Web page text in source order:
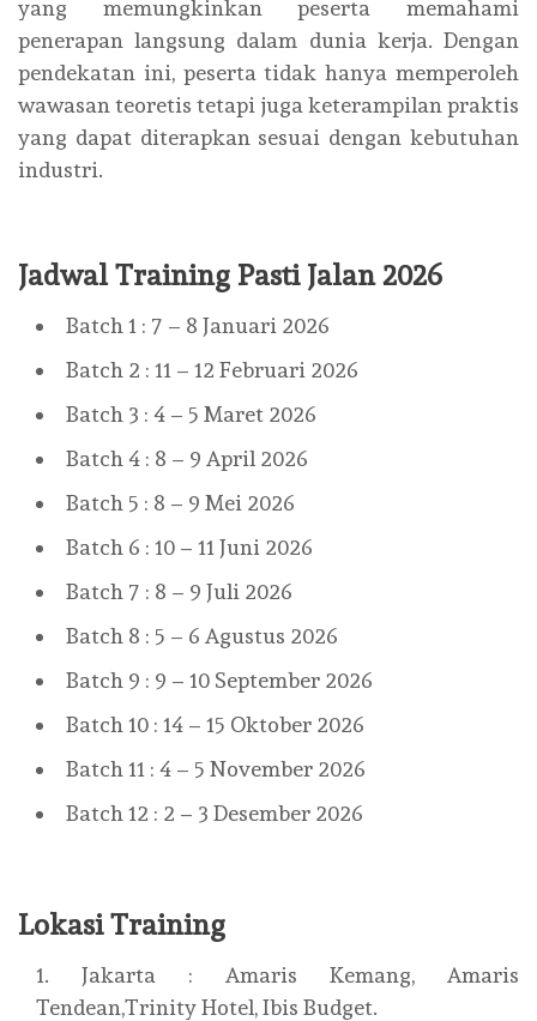
yang memungkinkan peserta memahami
penerapan langsung dalam dunia kerja. Dengan
pendekatan ini, peserta tidak hanya memperoleh
wawasan teoretis tetapi juga keterampilan praktis
yang dapat diterapkan sesuai dengan kebutuhan
industri.
Jadwal Training Pasti Jalan 2026
Batch 1 : 7 – 8 Januari 2026
Batch 2 : 11 – 12 Februari 2026
Batch 3 : 4 – 5 Maret 2026
Batch 4 : 8 – 9 April 2026
Batch 5 : 8 – 9 Mei 2026
Batch 6 : 10 – 11 Juni 2026
Batch 7 : 8 – 9 Juli 2026
Batch 8 : 5 – 6 Agustus 2026
Batch 9 : 9 – 10 September 2026
Batch 10 : 14 – 15 Oktober 2026
Batch 11 : 4 – 5 November 2026
Batch 12 : 2 – 3 Desember 2026
Lokasi Training
Jakarta : Amaris Kemang, Amaris
Tendean,Trinity Hotel, Ibis Budget.